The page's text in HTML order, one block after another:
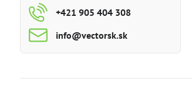
+421 905 404 308
info​@vectorsk​.sk